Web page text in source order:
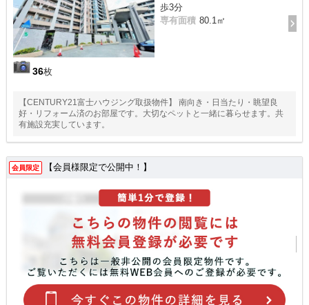
36枚
歩3分
専有面積 80.1㎡
【CENTURY21富士ハウジング取扱物件】 南向き・日当たり・眺望良
好・リフォーム済のお部屋です。大切なペットと一緒に暮らせます。共
有施設充実しています。
会員限定 【会員様限定で公開中！】